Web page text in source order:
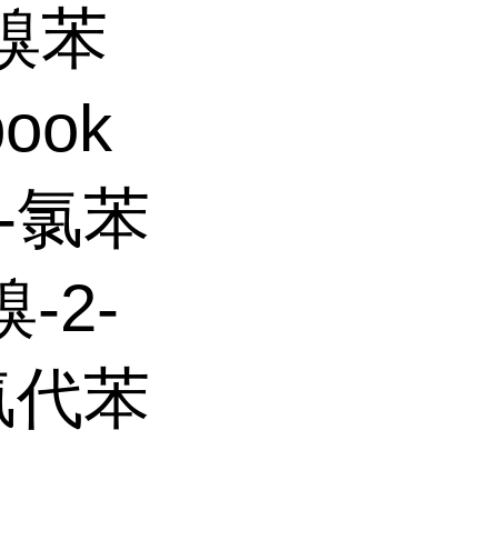
苯
苯
-2-
苯